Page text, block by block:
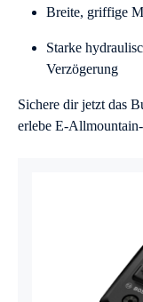
Breite, griffige
Starke
Verzögerung
Sichere dir jetzt das
erlebe E-